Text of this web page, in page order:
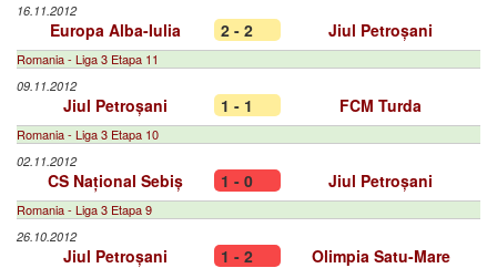
16.11.2012
Europa Alba-Iulia 2 - 2 Jiul Petroșani
Romania - Liga 3 Etapa 11
09.11.2012
Jiul Petroșani 1 - 1 FCM Turda
Romania - Liga 3 Etapa 10
02.11.2012
CS Național Sebiș 1 - 0 Jiul Petroșani
Romania - Liga 3 Etapa 9
26.10.2012
Jiul Petroșani 1 - 2 Olimpia Satu-Mare